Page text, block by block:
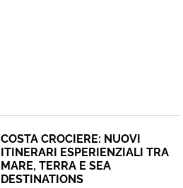
COSTA CROCIERE: NUOVI
ITINERARI ESPERIENZIALI TRA
MARE, TERRA E SEA
DESTINATIONS